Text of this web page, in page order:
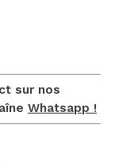
sur nos
Whatsapp !